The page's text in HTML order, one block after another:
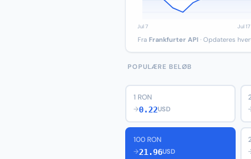
Fra Frankfurter API · Opdateres
POPULÆRE BELØB
1 RON
→0.22USD
100 RON
→21.96USD